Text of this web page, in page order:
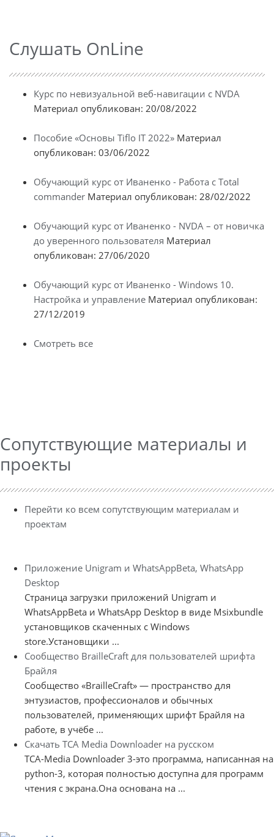
Слушать OnLine
Курс по невизуальной веб-навигации с NVDA
Материал опубликован: 20/08/2022
Пособие «Основы Tiflo IT 2022» Материал
опубликован: 03/06/2022
Обучающий курс от Иваненко - Работа с Total
commander Материал опубликован: 28/02/2022
Обучающий курс от Иваненко - NVDA – от новичка
до уверенного пользователя Материал
опубликован: 27/06/2020
Обучающий курс от Иваненко - Windows 10.
Настройка и управление Материал опубликован:
27/12/2019
Смотреть все
Сопутствующие материалы и
проекты
Перейти ко всем сопутствующим материалам и
проектам
Приложение Unigram и WhatsAppBeta, WhatsApp
Desktop
Страница загрузки приложений Unigram и
WhatsAppBeta и WhatsApp Desktop в виде Msixbundle
установщиков скаченных с Windows
store.Установщики ...
Сообщество BrailleCraft для пользователей шрифта
Брайля
Сообщество «BrailleCraft» — пространство для
энтузиастов, профессионалов и обычных
пользователей, применяющих шрифт Брайля на
работе, в учёбе ...
Скачать TCA Media Downloader на русском
TCA-Media Downloader 3-это программа, написанная на
python-3, которая полностью доступна для программ
чтения с экрана.Она основана на ...